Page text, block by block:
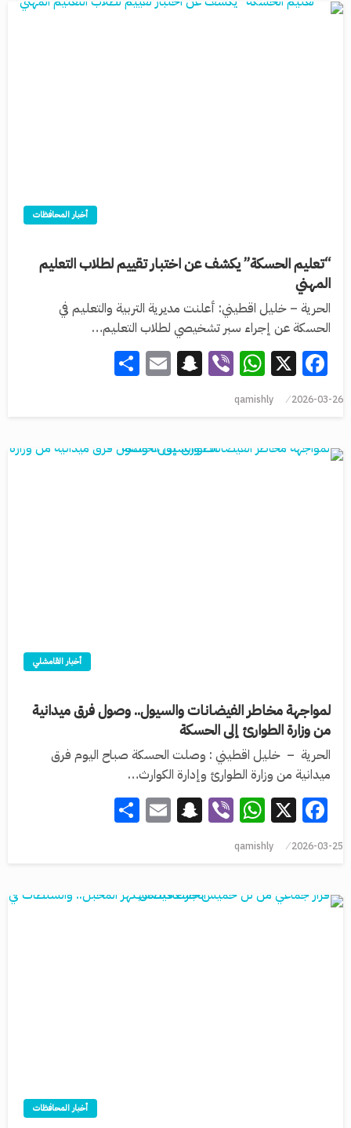
أخبار المحافظات
“تعليم الحسكة” يكشف عن اختبار تقييم لطلاب التعليم
المهني
الحرية – خليل اقطيني: أعلنت مديرية التربية والتعليم في
الحسكة عن إجراء سبر تشخيصي لطلاب التعليم…
Facebook
X
WhatsApp
Viber
Snapchat
Email
2026-03-26
qamishly
أخبار القامشلي
لمواجهة مخاطر الفيضانات والسيول.. وصول فرق ميدانية
من وزارة الطوارئ إلى الحسكة
الحرية – خليل اقطيني : ‌‏وصلت الحسكة صباح اليوم فرق
ميدانية من وزارة الطوارئ وإدارة الكوارث…
Facebook
X
WhatsApp
Viber
Snapchat
Email
2026-03-25
qamishly
أخبار المحافظات